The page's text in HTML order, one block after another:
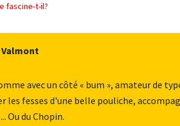
fascine-t-il?
Valmont
avec un côté « bum », amateur de
les fesses d'une belle pouliche,
Ou du Chopin.